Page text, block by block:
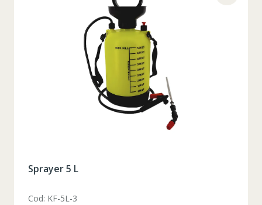
Sprayer 5 L
Cod: KF-5L-3